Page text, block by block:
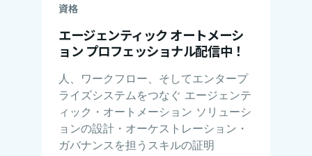
資格
エージェンティック オートメーシ
ョン プロフェッショナル配信中！
人、ワークフロー、そしてエンタープ
ライズシステムをつなぐ エージェンテ
ィック・オートメーション ソリューシ
ョンの設計・オーケストレーション・
ガバナンスを担うスキルの証明